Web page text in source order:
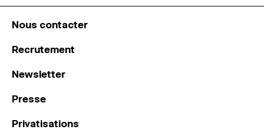
Nous contacter
Recrutement
Newsletter
Presse
Privatisations